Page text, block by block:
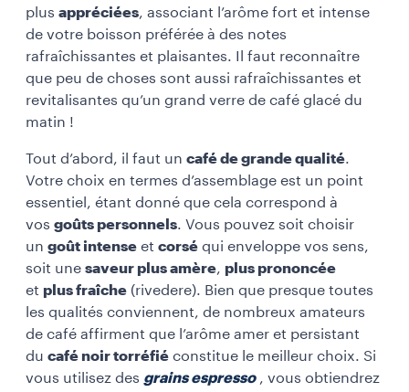
plus appréciées, associant l’arôme fort et intense
de votre boisson préférée à des notes
rafraîchissantes et plaisantes. Il faut reconnaître
que peu de choses sont aussi rafraîchissantes et
revitalisantes qu’un grand verre de café glacé du
matin !
Tout d’abord, il faut un café de grande qualité.
Votre choix en termes d’assemblage est un point
essentiel, étant donné que cela correspond à
vos goûts personnels. Vous pouvez soit choisir
un goût intense et corsé qui enveloppe vos sens,
soit une saveur plus amère, plus prononcée
et plus fraîche (rivedere). Bien que presque toutes
les qualités conviennent, de nombreux amateurs
de café affirment que l’arôme amer et persistant
du café noir torréfié constitue le meilleur choix. Si
vous utilisez des grains espresso, vous obtiendrez